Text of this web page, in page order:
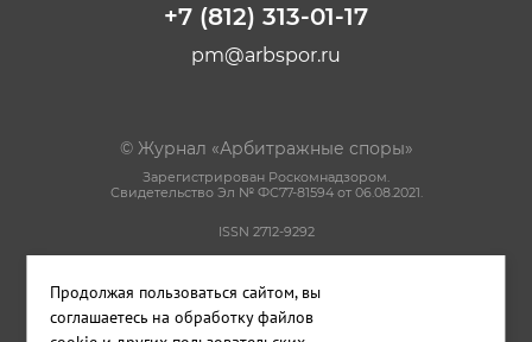
+7 (812) 313-01-17
pm@arbspor.ru
© Журнал «Арбитражные споры»
Зарегистрирован Роскомнадзором.
Свидетельство Эл № ФС77-81594 от 06.08.2021.
ISSN 2712-9292
Пользовательское соглашение
Правила использования материалов сайта
Продолжая пользоваться сайтом, вы
соглашаетесь на обработку файлов